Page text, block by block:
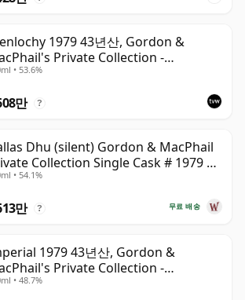
1979 43년산, Gordon &
Private Collection -
Series Cask 3309
• 53.6%
만 ?
Dhu (silent) Gordon & MacPhail
Collection Single Cask # 1979 43
• 54.1%
무료 배송
만 ?
1979 43년산, Gordon &
Private Collection -
Series Cask 5317
• 48.7%